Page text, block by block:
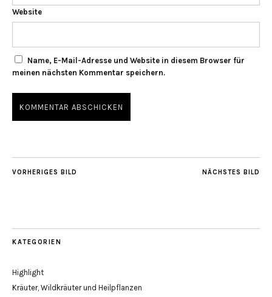
Website
Name, E-Mail-Adresse und Website in diesem Browser für
meinen nächsten Kommentar speichern.
NÄCHSTES BILD
VORHERIGES BILD
KATEGORIEN
Highlight
Kräuter, Wildkräuter und Heilpflanzen